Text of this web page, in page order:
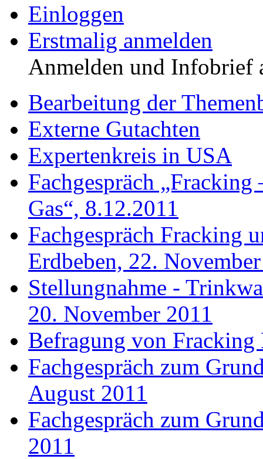
Einloggen
Erstmalig anmelden
Anmelden und Infobrief
Bearbeitung der
Externe Gutachten
Expertenkreis in USA
Fachgespräch
Gas“, 8.12.2011
Fachgespräch Fracking
Erdbeben, 22.
Stellungnahme -
20. November 2011
Befragung von
Fachgespräch zum
August 2011
Fachgespräch zum
2011